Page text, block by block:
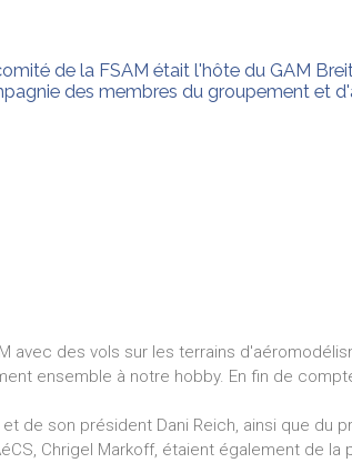
de la FSAM était l'hôte du GAM
des membres du groupement et
avec des vols sur les terrains
ensemble à notre hobby. En fin de
de son président Dani Reich, ainsi que du
Chrigel Markoff, étaient également de